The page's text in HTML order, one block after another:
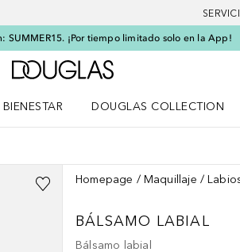
SUMMER15. ¡Por tiempo limitado solo en la App!
A Douglas Home
DOUGLAS COLLECTION
Homepage Maquillaje
BÁLSAMO LABIAL
Bálsamo labial